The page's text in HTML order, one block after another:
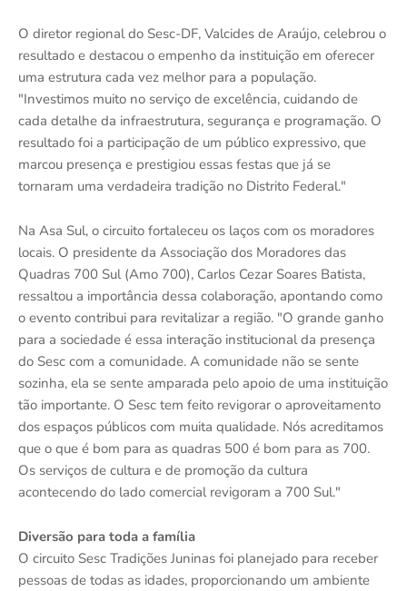
O diretor regional do Sesc-DF, Valcides de Araújo, celebrou o
resultado e destacou o empenho da instituição em oferecer
uma estrutura cada vez melhor para a população.
"Investimos muito no serviço de excelência, cuidando de
cada detalhe da infraestrutura, segurança e programação. O
resultado foi a participação de um público expressivo, que
marcou presença e prestigiou essas festas que já se
tornaram uma verdadeira tradição no Distrito Federal."
Na Asa Sul, o circuito fortaleceu os laços com os moradores
locais. O presidente da Associação dos Moradores das
Quadras 700 Sul (Amo 700), Carlos Cezar Soares Batista,
ressaltou a importância dessa colaboração, apontando como
o evento contribui para revitalizar a região. "O grande ganho
para a sociedade é essa interação institucional da presença
do Sesc com a comunidade. A comunidade não se sente
sozinha, ela se sente amparada pelo apoio de uma instituição
tão importante. O Sesc tem feito revigorar o aproveitamento
dos espaços públicos com muita qualidade. Nós acreditamos
que o que é bom para as quadras 500 é bom para as 700.
Os serviços de cultura e de promoção da cultura
acontecendo do lado comercial revigoram a 700 Sul."
Diversão para toda a família
O circuito Sesc Tradições Juninas foi planejado para receber
pessoas de todas as idades, proporcionando um ambiente